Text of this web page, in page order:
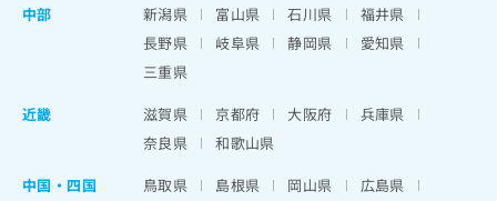
中部
新潟県 富山県 石川県
福井県
長野県
岐阜県 静岡県
愛知県
三重県
近畿
滋賀県 京都府 大阪府
兵庫県
奈良県
和歌山県
中国・四国
鳥取県 島根県 岡山県
広島県